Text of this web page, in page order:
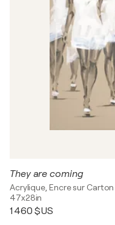
They are coming
Acrylique, Encre sur Carton
47x28in
1 460 $US